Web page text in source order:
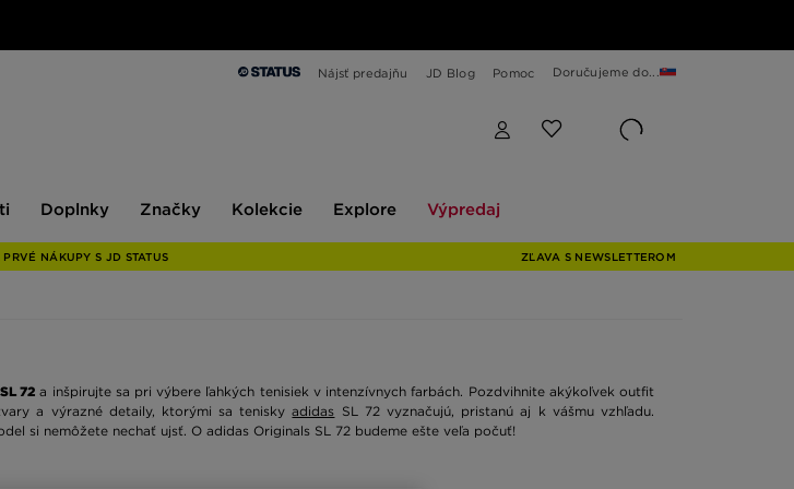
Nájsť predajňu JD Blog Pomoc Doručujeme do...
Doplnky Značky Kolekcie Explore Výpredaj
PRVÉ NÁKUPY S JD STATUS ZĽAVA S NEWSLETTEROM
72 a inšpirujte sa pri výbere ľahkých tenisiek v intenzívnych farbách. Pozdvihnite akýkoľvek outfit
a výrazné detaily, ktorými sa teniskyadidas SL 72 vyznačujú, pristanú aj k vášmu vzhľadu.
si nemôžete nechať ujsť. O adidas Originals SL 72 budeme ešte veľa počuť!